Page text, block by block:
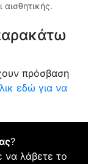
πρόσβαση
εδώ για να
?
να λάβετε το